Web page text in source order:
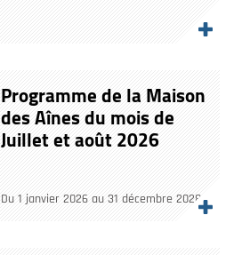
Programme de la Maison
des Aînes du mois de
Juillet et août 2026
Du 1 janvier 2026 au 31 décembre 2028